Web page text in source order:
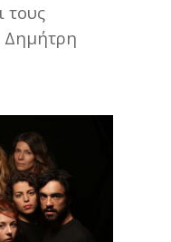
τους
Δημήτρη